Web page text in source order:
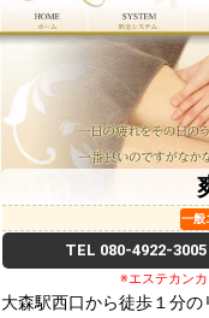
一般
TEL 080-4922-3005
※エステカン
大森駅西口から徒歩１分の